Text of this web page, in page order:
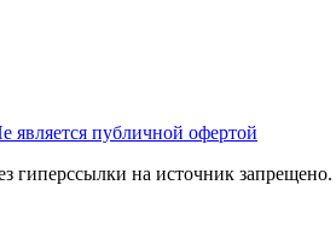
является публичной офертой
гиперссылки на источник запрещено.